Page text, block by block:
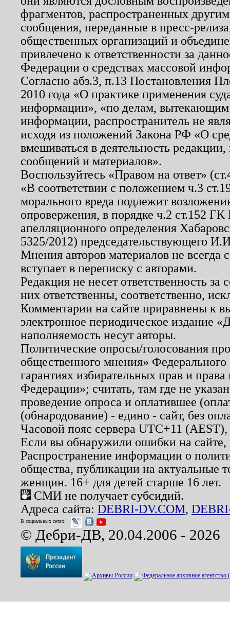
фрагментов, распространенных
сообщения, переданные в пресс-
общественных организаций и
привлечено к ответственности за
Федерации о средствах массовой
Согласно абз.3, п.13 Постановления
2010 года «О практике применения
информации», «по делам, вытекающим
информации, распространитель не
исходя из положений Закона РФ «О
вмешиваться в деятельность
сообщений и материалов».
Воспользуйтесь «Правом на ответ»
«В соответствии с положением ч.3
морального вреда подлежит
опровержения, в порядке ч.2 ст.152
апелляционного определения
5325/2012) председательствующего
Мнения авторов материалов не
вступает в переписку с авторами.
Редакция не несет ответственность
них ответственны, соответственно,
Комментарии на сайте приравнены к
электронное периодическое издание
наполняемость несут авторы.
Политические опросы/голосования
общественного мнения»
гарантиях избирательных прав и
Федерации»; считать, там где не
проведение опроса и оплатившее
(обнародование) - едино - сайт, без
Часовой пояс сервера UTC+11
Если вы обнаружили ошибки на
Распространение информации о
общества, публикации на актуальные
женщин. 16+ для детей старше 16 лет.
СМИ не получает субсидий.
Адреса сайта: DEBRI-DV.COM,
В социальных сетях:
© Дебри-ДВ, 20.04.2006 - 2026